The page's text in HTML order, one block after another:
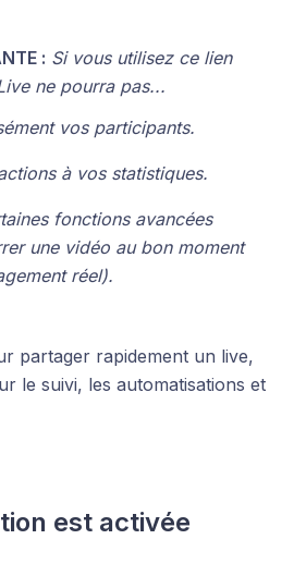
: Si vous utilisez ce lien
ne pourra pas...
vos participants.
à vos statistiques.
fonctions avancées
une vidéo au bon moment
réel).
partager rapidement un live,
le suivi, les automatisations et
est activée